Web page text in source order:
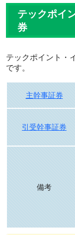
テックポイ
券
テックポイント・
です。
主幹事証券
引受幹事証券
備考